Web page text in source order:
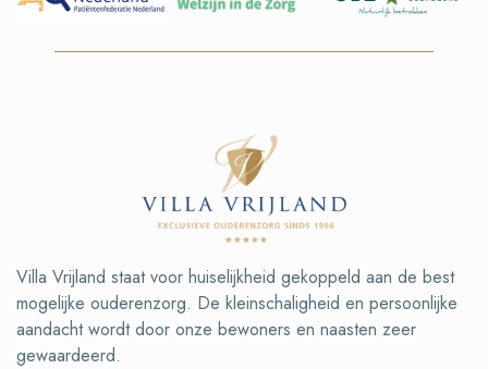
Villa Vrijland staat voor huiselijkheid gekoppeld aan de best
mogelijke ouderenzorg. De kleinschaligheid en persoonlijke
aandacht wordt door onze bewoners en naasten zeer
gewaardeerd.